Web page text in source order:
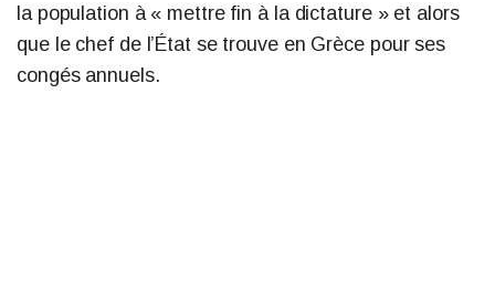
la population à « mettre fin à la dictature » et alors
que le chef de l’État se trouve en Grèce pour ses
congés annuels.